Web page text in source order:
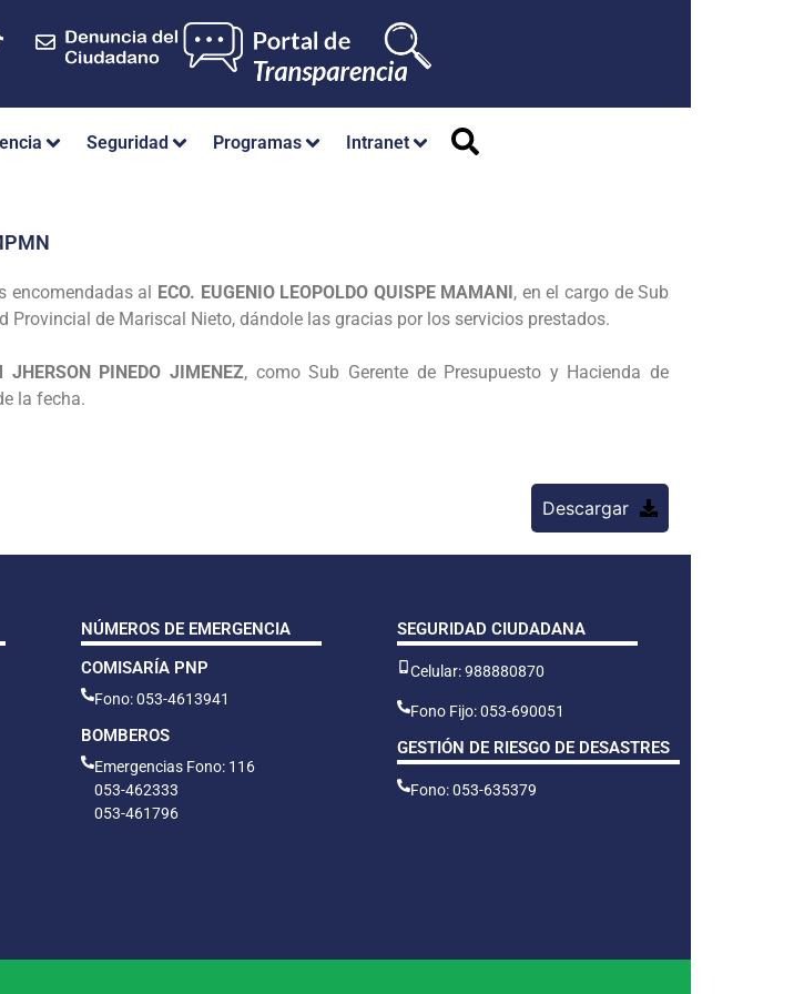
Seguridad Programas Intranet
encomendadas al ECO. EUGENIO LEOPOLDO QUISPE MAMANI, en el cargo deSub
Provincial de Mariscal Nieto, dándole las gracias por los servicios prestados.
JHERSON PINEDO JIMENEZ, como Sub Gerente de Presupuesto y Hacienda de
la fecha.
Descargar
NÚMEROS DE EMERGENCIA
COMISARÍA PNP
Fono: 053-4613941
BOMBEROS
Emergencias Fono: 116
053-462333
053-461796
SEGURIDAD CIUDADANA
Celular: 988880870
Fono Fijo: 053-690051
GESTIÓN DE RIESGO DE DESASTRES
Fono: 053-635379